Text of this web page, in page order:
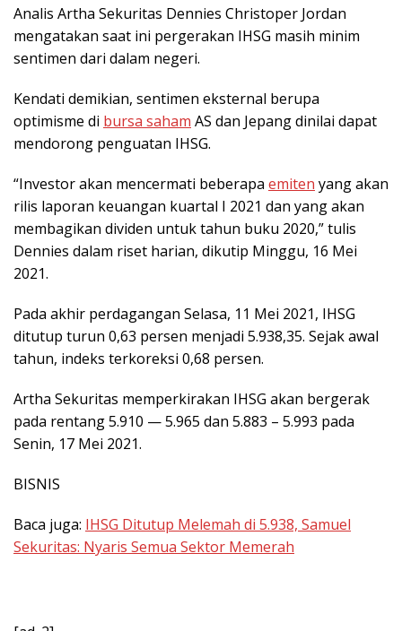
Analis Artha Sekuritas Dennies Christoper Jordan
mengatakan saat ini pergerakan IHSG masih minim
sentimen dari dalam negeri.
Kendati demikian, sentimen eksternal berupa
optimisme di bursa saham AS dan Jepang dinilai dapat
mendorong penguatan IHSG.
“Investor akan mencermati beberapa emiten yang akan
rilis laporan keuangan kuartal I 2021 dan yang akan
membagikan dividen untuk tahun buku 2020,” tulis
Dennies dalam riset harian, dikutip Minggu, 16 Mei
2021.
Pada akhir perdagangan Selasa, 11 Mei 2021, IHSG
ditutup turun 0,63 persen menjadi 5.938,35. Sejak awal
tahun, indeks terkoreksi 0,68 persen.
Artha Sekuritas memperkirakan IHSG akan bergerak
pada rentang 5.910 — 5.965 dan 5.883 – 5.993 pada
Senin, 17 Mei 2021.
BISNIS
Baca juga: IHSG Ditutup Melemah di 5.938, Samuel
Sekuritas: Nyaris Semua Sektor Memerah